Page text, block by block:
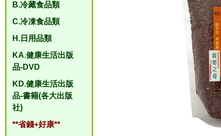
B.冷藏食品類
C.冷凍食品類
H.日用品類
KA.健康生活出版
品-DVD
KD.健康生活出版
品-書籍(各大出版
社)
**省錢+好康**